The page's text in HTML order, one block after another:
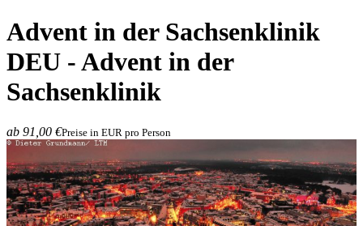
Advent in der Sachsenklinik
DEU - Advent in der
Sachsenklinik
ab 91,00 €Preise in EUR pro Person